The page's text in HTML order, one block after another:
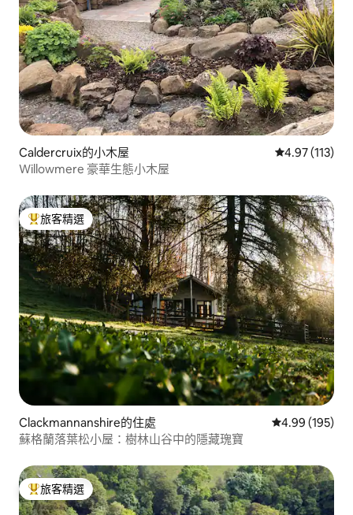
Caldercruix的小木屋 從 113 則評價
4.97 (113)
Willowmere 豪華生態小木屋
旅客精選榜首
旅客精選
Clackmannanshire的住處 從 195 則評價
4.99 (195)
蘇格蘭落葉松小屋：樹林山谷中的隱藏瑰寶
旅客精選榜首
旅客精選